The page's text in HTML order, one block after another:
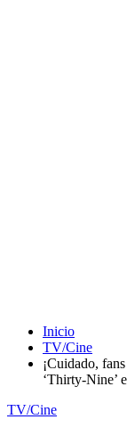
Inicio
TV/Cine
¡Cuidado,
‘Thirty-Nine’
TV/Cine